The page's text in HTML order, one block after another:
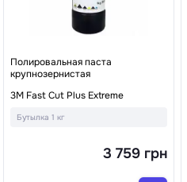
Полировальная паста
крупнозернистая
3M Fast Cut Plus Extreme
Бутылка 1 кг
3 759 грн